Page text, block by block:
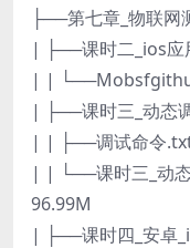
├──第七章_物联网
| ├──课时二_ios应
| |
| ├──课时三_动态
| | ├──调试命令
| | └──课时三_动
96.99M
| ├──课时四_安卓